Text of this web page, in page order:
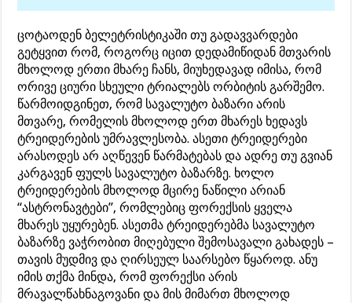
ცოტაოდენ ბელეტრისტიკაში თუ გადავვარდები
გეტყვით რომ, როგორც იცით დედამიწიდან მთვარის
მხოლოდ ერთი მხარე ჩანს, მიუხედავად იმისა, რომ
ორივე ციური სხეული ტრიალებს ორბიტის გარშემო.
წარმოიდგინეთ, რომ სავალუტო ბაზარი არის
მთვარე, რომელის მხოლოდ ერთ მხარეს ხედავს
ტრეიდერების უმრავლესობა. ასეთი ტრეიდერები
არასოდეს არ აღწევენ წარმატებას და ადრე თუ გვიან
კარგავენ ფულს სავალუტო ბაზარზე. ხოლო
ტრეიდერების მხოლოდ მცირე ნაწილი არიან
“ასტრონავტები”, რომლებიც ფორექსის ყველა
მხარეს უყურებენ. ასეთმა ტრეიდერებმა სავალუტო
ბაზარზე ვაჭრობით მიღებული შემოსავალი გახადეს –
თავის მუდმივ და ღირსეულ საარსებო წყაროდ. ანუ
იმის თქმა მინდა, რომ ფორექსი არის
მრავალწახნაგოვანი და მის მიმართ მხოლოდ